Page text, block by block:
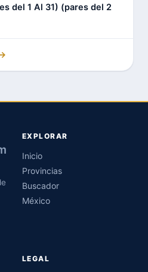
del 1 Al 31) (pares del 2
EXPLORAR
Inicio
Provincias
Buscador
México
LEGAL